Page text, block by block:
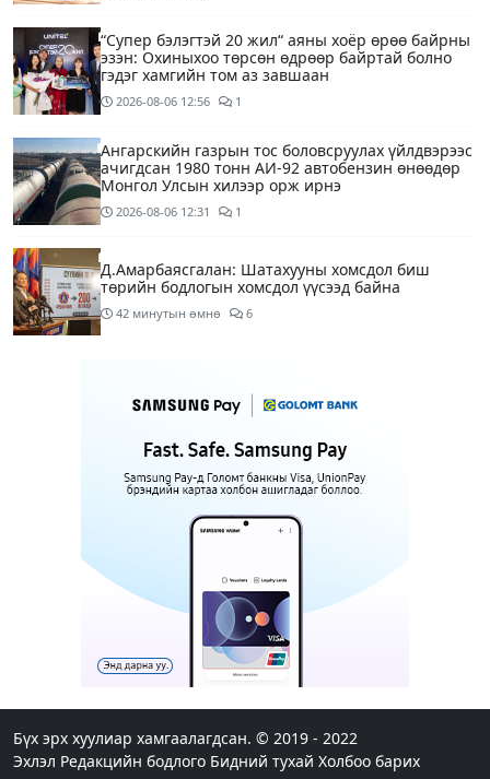
“Супер бэлэгтэй 20 жил“ аяны хоёр өрөө байрны
эзэн: Охиныхоо төрсөн өдрөөр байртай болно
гэдэг хамгийн том аз завшаан
2026-08-06 12:56 1
Ангарскийн газрын тос боловсруулах үйлдвэрээс
ачигдсан 1980 тонн АИ-92 автобензин өнөөдөр
Монгол Улсын хилээр орж ирнэ
2026-08-06 12:31 1
Д.Амарбаясгалан: Шатахууны хомсдол биш
төрийн бодлогын хомсдол үүсээд байна
42 минутын өмнө 6
шугамын хөндлөн сэтэлгээ хийнэ
Нэгдүгээр ангид элсэгчдийн бүртгэлийг энэ
сарын 17-ноос E-Mongolia системээр зохион
Өнөөдөр тэгш тоогоор төгссөн автомашинтай
иргэд 50 хүртэлх мянган төгрөгөнд БЕНЗИН авна
3 цагийн өмнө
анхаарах шаардлагатай
3 цагийн өмнө
Бүх эрх хуулиар хамгаалагдсан. © 2019 - 2022
Эхлэл Редакцийн бодлого Бидний тухай Холбоо барих